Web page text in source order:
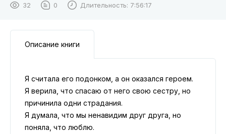
32 0 Длительность: 7:56:17
Описание книги
Я считала его подонком, а он оказался героем.
Я верила, что спасаю от него свою сестру, но
причинила одни страдания.
Я думала, что мы ненавидим друг друга, но
поняла, что люблю.